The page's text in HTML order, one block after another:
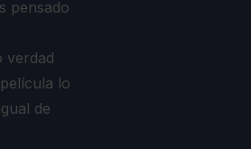
pensado
verdad
lo
de